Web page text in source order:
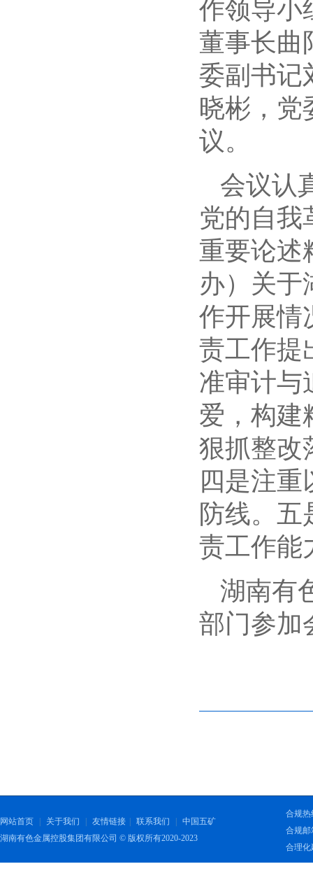
作领导小
董事长曲
委副书记
晓彬，党
议。
会议认
党的自我
重要论述
办）关于
作开展情
责工作提
准审计与
爱，构建
狠抓整改
四是注重
防线。五
责工作能
湖南有
部门参加
网站首页 关于我们 友情链接 联系我们
中国五矿
湖南有色金属控股集团有限公司 © 版权所有2020-2023
合规热
合规邮
合理化